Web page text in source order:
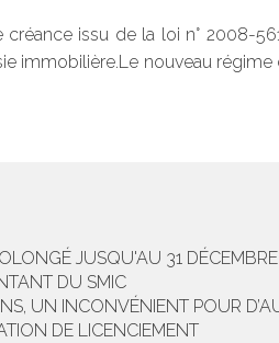
issu de la loi n° 2008-
immobilière.Le nouveau
JUSQU'AU 31
DU SMIC
UN INCONVÉNIENT POUR
DE LICENCIEMENT